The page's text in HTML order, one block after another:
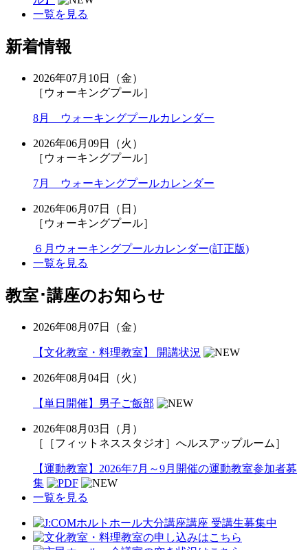
一覧を見る
新着情報
2026年07月10日（金）
［ウォーキングプール］
8月 ウォーキングプールカレンダー
2026年06月09日（火）
［ウォーキングプール］
7月 ウォーキングプールカレンダー
2026年06月07日（日）
［ウォーキングプール］
６月ウォーキングプールカレンダー(訂正版)
一覧を見る
教室･講座のお知らせ
2026年08月07日（金）
【文化教室・料理教室】 開講状況
2026年08月04日（火）
【単日開催】男子ご飯部
2026年08月03日（月）
［［フィットネススタジオ］へルスアップルーム］
【運動教室】2026年7月～9月開催の運動教室参加者募
集
一覧を見る